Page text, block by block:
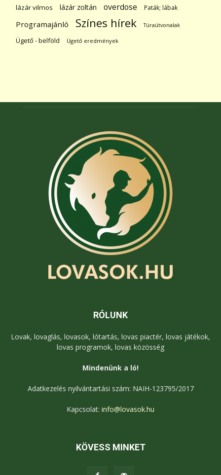
lázár vilmos lázár zoltán overdose Paták; lábak
Programajánló Színes hírek Túraútvonalak
Ügető - belföld Ügető eredmények
RÓLUNK
Lovak, lovaglás, lovasok, lótartás, lovas piactér, lovas játékok,
lovas programok, lovas közösség
Mindenünk a ló!
Adatkezelés nyilvántartási szám: NAIH-123795/2017
Kapcsolat: info@lovasok.hu
KÖVESS MINKET